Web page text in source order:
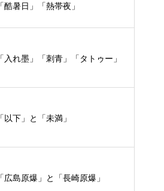
「酷暑日」「熱帯夜」
「入れ墨」「刺青」「タトゥー」
「以下」と「未満」
「広島原爆」と「長崎原爆」